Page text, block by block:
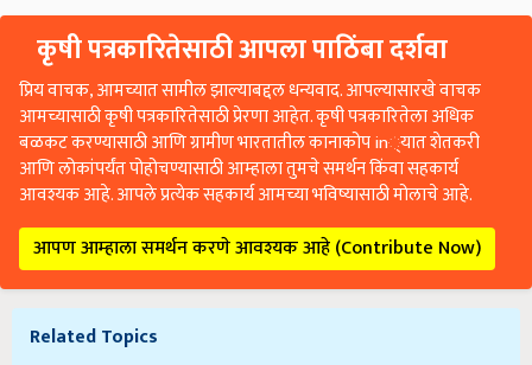
कृषी पत्रकारितेसाठी आपला पाठिंबा दर्शवा
प्रिय वाचक, आमच्यात सामील झाल्याबद्दल धन्यवाद. आपल्यासारखे वाचक
आमच्यासाठी कृषी पत्रकारितेसाठी प्रेरणा आहेत. कृषी पत्रकारितेला अधिक
बळकट करण्यासाठी आणि ग्रामीण भारतातील कानाकोप in्यात शेतकरी
आणि लोकांपर्यंत पोहोचण्यासाठी आम्हाला तुमचे समर्थन किंवा सहकार्य
आवश्यक आहे. आपले प्रत्येक सहकार्य आमच्या भविष्यासाठी मोलाचे आहे.
आपण आम्हाला समर्थन करणे आवश्यक आहे (Contribute Now)
Related Topics